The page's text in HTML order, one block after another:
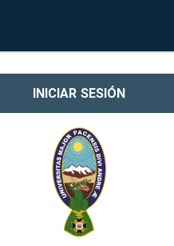
INICIAR SESIÓN